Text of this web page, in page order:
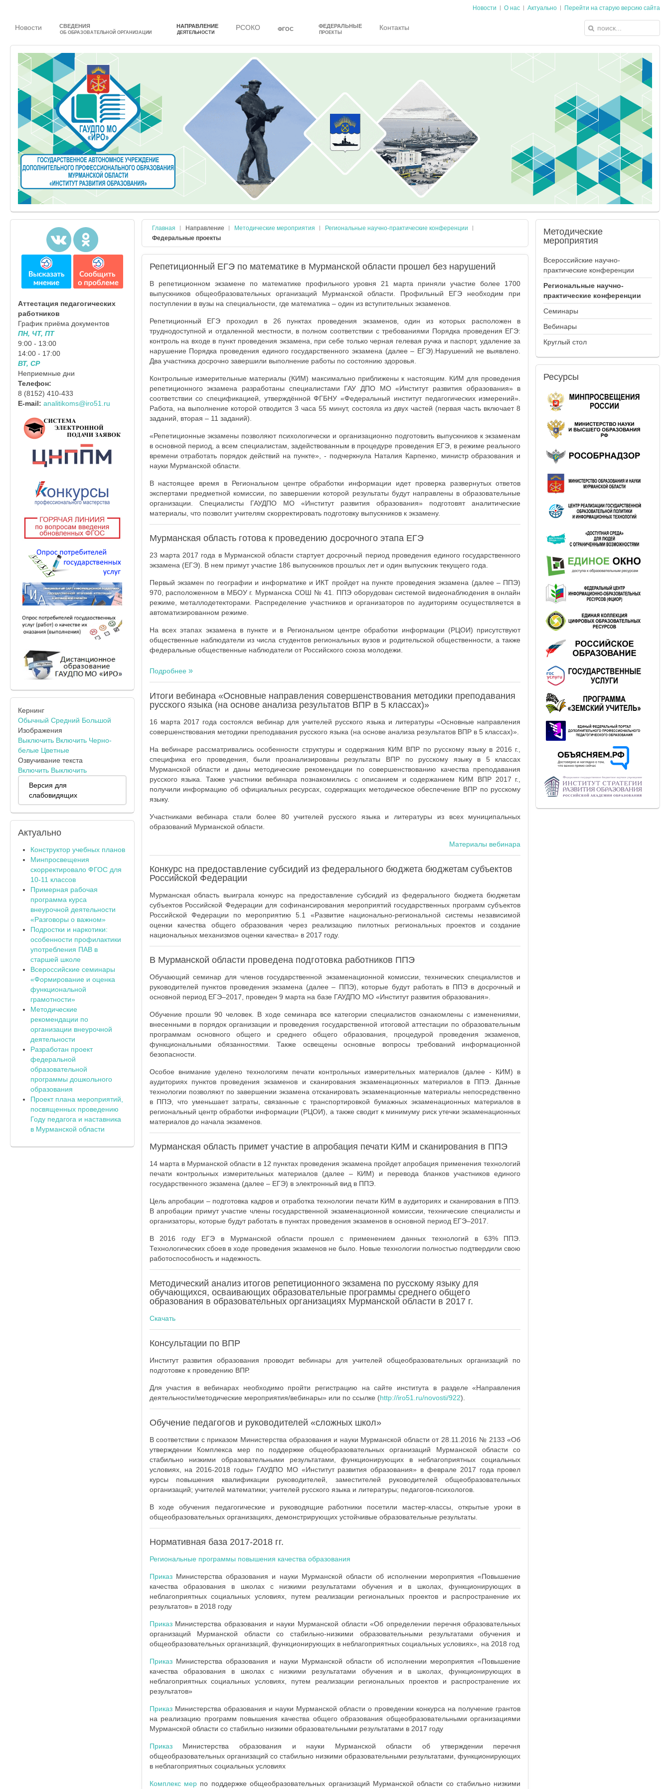
Новости О нас Актуально Перейти на старую версию сайта
Новости СВЕДЕНИЯ
ОБ ОБРАЗОВАТЕЛЬНОЙ ОРГАНИЗАЦИИ
НАПРАВЛЕНИЕ
ДЕЯТЕЛЬНОСТИ
РСОКО ФГОС ФЕДЕРАЛЬНЫЕ
ПРОЕКТЫ
Контакты
Главная Направление Методические мероприятия
Региональные научно-практические конференции
Федеральные проекты
Репетиционный ЕГЭ по математике в Мурманской области прошел без нарушений
В репетиционном экзамене по математике профильного уровня 21 марта приняли участие более 1700
выпускников общеобразовательных организаций Мурманской области. Профильный ЕГЭ необходим при
поступлении в вузы на специальности, где математика – один из вступительных экзаменов.
Репетиционный ЕГЭ проходил в 26 пунктах проведения экзаменов, один из которых расположен в
труднодоступной и отдаленной местности, в полном соответствии с требованиями Порядка проведения ЕГЭ:
контроль на входе в пункт проведения экзамена, при себе только черная гелевая ручка и паспорт, удаление за
нарушение Порядка проведения единого государственного экзамена (далее – ЕГЭ).Нарушений не выявлено.
Два участника досрочно завершили выполнение работы по состоянию здоровья.
Контрольные измерительные материалы (КИМ) максимально приближены к настоящим. КИМ для проведения
репетиционного экзамена разработаны специалистами ГАУ ДПО МО «Институт развития образования» в
соответствии со спецификацией, утверждённой ФГБНУ «Федеральный институт педагогических измерений».
Работа, на выполнение которой отводится 3 часа 55 минут, состояла из двух частей (первая часть включает 8
заданий, вторая – 11 заданий).
«Репетиционные экзамены позволяют психологически и организационно подготовить выпускников к экзаменам
в основной период, а всем специалистам, задействованным в процедуре проведения ЕГЭ, в режиме реального
времени отработать порядок действий на пункте», - подчеркнула Наталия Карпенко, министр образования и
науки Мурманской области.
В настоящее время в Региональном центре обработки информации идет проверка развернутых ответов
экспертами предметной комиссии, по завершении которой результаты будут направлены в образовательные
организации. Специалисты ГАУДПО МО «Институт развития образования» подготовят аналитические
материалы, что позволит учителям скорректировать подготовку выпускников к экзамену.
Мурманская область готова к проведению досрочного этапа ЕГЭ
23 марта 2017 года в Мурманской области стартует досрочный период проведения единого государственного
экзамена (ЕГЭ). В нем примут участие 186 выпускников прошлых лет и один выпускник текущего года.
Первый экзамен по географии и информатике и ИКТ пройдет на пункте проведения экзамена (далее – ППЭ)
970, расположенном в МБОУ г. Мурманска СОШ № 41. ППЭ оборудован системой видеонаблюдения в онлайн
режиме, металлодетекторами. Распределение участников и организаторов по аудиториям осуществляется в
автоматизированном режиме.
На всех этапах экзамена в пункте и в Региональном центре обработки информации (РЦОИ) присутствуют
общественные наблюдатели из числа студентов региональных вузов и родительской общественности, а также
федеральные общественные наблюдатели от Российского союза молодежи.
Подробнее
Итоги вебинара «Основные направления совершенствования методики преподавания
русского языка (на основе анализа результатов ВПР в 5 классах)»
16 марта 2017 года состоялся вебинар для учителей русского языка и литературы «Основные направления
совершенствования методики преподавания русского языка (на основе анализа результатов ВПР в 5 классах)».
На вебинаре рассматривались особенности структуры и содержания КИМ ВПР по русскому языку в 2016 г.,
специфика его проведения, были проанализированы результаты ВПР по русскому языку в 5 классах
Мурманской области и даны методические рекомендации по совершенствованию качества преподавания
русского языка. Также участники вебинара познакомились с описанием и содержанием КИМ ВПР 2017 г.,
получили информацию об официальных ресурсах, содержащих методическое обеспечение ВПР по русскому
языку.
Участниками вебинара стали более 80 учителей русского языка и литературы из всех муниципальных
образований Мурманской области.
Материалы вебинара
Конкурс на предоставление субсидий из федерального бюджета бюджетам субъектов
Российской Федерации
Мурманская область выиграла конкурс на предоставление субсидий из федерального бюджета бюджетам
субъектов Российской Федерации для софинансирования мероприятий государственных программ субъектов
Российской Федерации по мероприятию 5.1 «Развитие национально-региональной системы независимой
оценки качества общего образования через реализацию пилотных региональных проектов и создание
национальных механизмов оценки качества» в 2017 году.
В Мурманской области проведена подготовка работников ППЭ
Обучающий семинар для членов государственной экзаменационной комиссии, технических специалистов и
руководителей пунктов проведения экзамена (далее – ППЭ), которые будут работать в ППЭ в досрочный и
основной период ЕГЭ–2017, проведен 9 марта на базе ГАУДПО МО «Институт развития образования».
Обучение прошли 90 человек. В ходе семинара все категории специалистов ознакомлены с изменениями,
внесенными в порядок организации и проведения государственной итоговой аттестации по образовательным
программам основного общего и среднего общего образования, процедурой проведения экзаменов,
функциональными обязанностями. Также освещены основные вопросы требований информационной
безопасности.
Особое внимание уделено технологиям печати контрольных измерительных материалов (далее - КИМ) в
аудиториях пунктов проведения экзаменов и сканирования экзаменационных материалов в ППЭ. Данные
технологии позволяют по завершении экзамена отсканировать экзаменационные материалы непосредственно
в ППЭ, что уменьшает затраты, связанные с транспортировкой бумажных экзаменационных материалов в
региональный центр обработки информации (РЦОИ), а также сводит к минимуму риск утечки экзаменационных
материалов до начала экзаменов.
Мурманская область примет участие в апробация печати КИМ и сканирования в ППЭ
14 марта в Мурманской области в 12 пунктах проведения экзамена пройдет апробация применения технологий
печати контрольных измерительных материалов (далее – КИМ) и перевода бланков участников единого
государственного экзамена (далее – ЕГЭ) в электронный вид в ППЭ.
Цель апробации – подготовка кадров и отработка технологии печати КИМ в аудиториях и сканирования в ППЭ.
В апробации примут участие члены государственной экзаменационной комиссии, технические специалисты и
организаторы, которые будут работать в пунктах проведения экзаменов в основной период ЕГЭ–2017.
В 2016 году ЕГЭ в Мурманской области прошел с применением данных технологий в 63% ППЭ.
Технологических сбоев в ходе проведения экзаменов не было. Новые технологии полностью подтвердили свою
работоспособность и надежность.
Методический анализ итогов репетиционного экзамена по русскому языку для
обучающихся, осваивающих образовательные программы среднего общего
образования в образовательных организациях Мурманской области в 2017 г.
Скачать
Консультации по ВПР
Институт развития образования проводит вебинары для учителей общеобразовательных организаций по
подготовке к проведению ВПР.
Для участия в вебинарах необходимо пройти регистрацию на сайте института в разделе «Направления
деятельности/методические мероприятия/вебинары» или по ссылке (http://iro51.ru/novosti/922).
Обучение педагогов и руководителей «сложных школ»
В соответствии с приказом Министерства образования и науки Мурманской области от 28.11.2016 № 2133 «Об
утверждении Комплекса мер по поддержке общеобразовательных организаций Мурманской области со
стабильно низкими образовательными результатами, функционирующих в неблагоприятных социальных
условиях, на 2016-2018 годы» ГАУДПО МО «Институт развития образования» в феврале 2017 года провел
курсы повышения квалификации руководителей, заместителей руководителей общеобразовательных
организаций; учителей математики; учителей русского языка и литературы; педагогов-психологов.
В ходе обучения педагогические и руководящие работники посетили мастер-классы, открытые уроки в
общеобразовательных организациях, демонстрирующих устойчивые образовательные результаты.
Нормативная база 2017-2018 гг.
Региональные программы повышения качества образования
ПриказМинистерства образования и науки Мурманской области об исполнении мероприятия «Повышение
качества образования в школах с низкими результатами обучения и в школах, функционирующих в
неблагоприятных социальных условиях, путем реализации региональных проектов и распространение их
результатов» в 2018 году
ПриказМинистерства образования и науки Мурманской области «Об определении перечня образовательных
организаций Мурманской области со стабильно-низкими образовательными результатами обучения и
общеобразовательных организаций, функционирующих в неблагоприятных социальных условиях», на 2018 год
ПриказМинистерства образования и науки Мурманской области об исполнении мероприятия «Повышение
качества образования в школах с низкими результатами обучения и в школах, функционирующих в
неблагоприятных социальных условиях, путем реализации региональных проектов и распространение их
результатов»
ПриказМинистерства образования и науки Мурманской области о проведении конкурса на получение грантов
на реализацию программ повышения качества общего образования общеобразовательными организациями
Мурманской области со стабильно низкими образовательными результатами в 2017 году
ПриказМинистерства образования и науки Мурманской области об утверждении перечня
общеобразовательных организаций со стабильно низкими образовательными результатами, функционирующих
в неблагоприятных социальных условиях
Комплекс мерпо поддержке общеобразовательных организаций Мурманской области со стабильно низкими
Аттестация педагогических
работников
График приёма документов
ПН, ЧТ, ПТ
9:00 - 13:00
14:00 - 17:00
ВТ, СР
Неприемные дни
Телефон:
8 (8152) 410-433
E-mail: analitikoms@iro51.ru
Кернинг
Обычный Средний Большой
Изображения
Выключить Включить Черно-
белые Цветные
Озвучивание текста
Включить Выключить
Версия для
слабовидящих
Актуально
Конструктор учебных планов
Минпросвещения
скорректировало ФГОС для
10-11 классов
Примерная рабочая
программа курса
внеурочной деятельности
«Разговоры о важном»
Подростки и наркотики:
особенности профилактики
употребления ПАВ в
старшей школе
Всероссийские семинары
«Формирование и оценка
функциональной
грамотности»
Методические
рекомендации по
организации внеурочной
деятельности
Разработан проект
федеральной
образовательной
программы дошкольного
образования
Проект плана мероприятий,
посвященных проведению
Году педагога и наставника
в Мурманской области
Методические
мероприятия
Всероссийские научно-
практические конференции
Региональные научно-
практические конференции
Семинары
Вебинары
Круглый стол
Ресурсы